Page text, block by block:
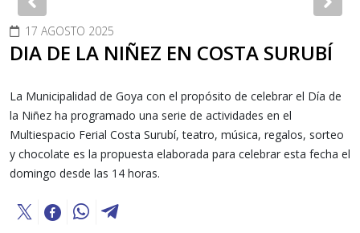
Previous
17 AGOSTO 2025
DIA DE LA NIÑEZ EN COSTA SURUBÍ
La Municipalidad de Goya con el propósito de celebrar el Día de
la Niñez ha programado una serie de actividades en el
Multiespacio Ferial Costa Surubí, teatro, música, regalos, sorteo
y chocolate es la propuesta elaborada para celebrar esta fecha el
domingo desde las 14 horas.